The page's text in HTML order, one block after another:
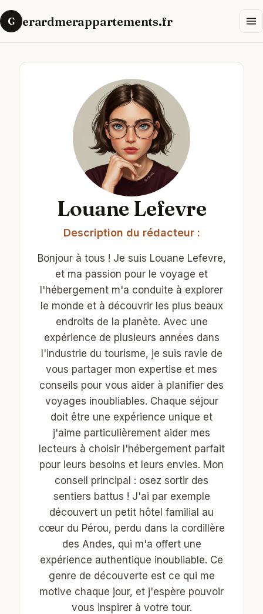
G erardmerappartements.fr
Louane Lefevre
Description du rédacteur :
Bonjour à tous ! Je suis Louane Lefevre,
et ma passion pour le voyage et
l'hébergement m'a conduite à explorer
le monde et à découvrir les plus beaux
endroits de la planète. Avec une
expérience de plusieurs années dans
l'industrie du tourisme, je suis ravie de
vous partager mon expertise et mes
conseils pour vous aider à planifier des
voyages inoubliables. Chaque séjour
doit être une expérience unique et
j'aime particulièrement aider mes
lecteurs à choisir l'hébergement parfait
pour leurs besoins et leurs envies. Mon
conseil principal : osez sortir des
sentiers battus ! J'ai par exemple
découvert un petit hôtel familial au
cœur du Pérou, perdu dans la cordillère
des Andes, qui m'a offert une
expérience authentique inoubliable. Ce
genre de découverte est ce qui me
motive chaque jour, et j'espère pouvoir
vous inspirer à votre tour.